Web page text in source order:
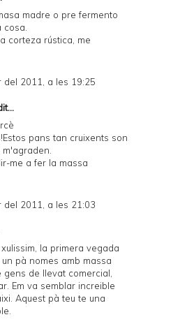
madre o pre fermento
corteza rústica, me
del 2011, a les 19:25
pans tan cruixents son
me a fer la massa
del 2011, a les 21:03
la primera vegada
pà nomes amb massa
gens de llevat comercial,
Em va semblar increible
Aquest pà teu te una